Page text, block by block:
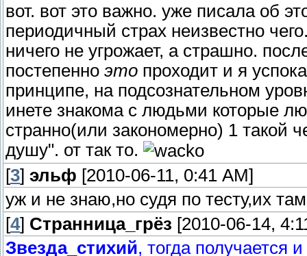
вот. вот это важно. уже писала об
периодичный страх неизвестно
ничего не угрожает, а страшно.
постепенно это проходит и я
принципе, на подсознательном
инете знакома с людьми которые
странно(или закономерно) 1 такой
душу". от так то.
[3] эльф [2010-06-11, 0:41 AM]
уж и не знаю,но судя по тесту,их
[4] Странница_грёз [2010-06-14,
Звезда_стихий, тогда получается